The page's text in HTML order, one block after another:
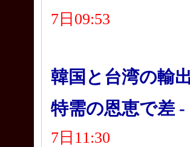
7日09:53
韓国と台湾の輸
特需の恩恵で差
7日11:30